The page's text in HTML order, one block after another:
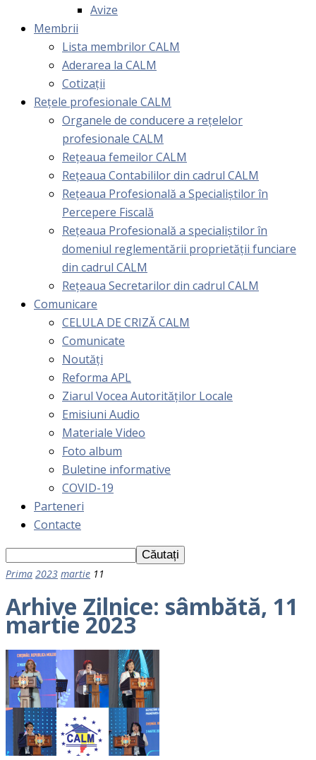
Avize
Membrii
Lista membrilor CALM
Aderarea la CALM
Cotizaţii
Rețele profesionale CALM
Organele de conducere a rețelelor
profesionale CALM
Rețeaua femeilor CALM
Rețeaua Contabililor din cadrul CALM
Rețeaua Profesională a Specialiștilor în
Percepere Fiscală
Reţeaua Profesională a specialiştilor în
domeniul reglementării proprietăţii funciare
din cadrul CALM
Rețeaua Secretarilor din cadrul CALM
Comunicare
CELULA DE CRIZĂ CALM
Comunicate
Noutăți
Reforma APL
Ziarul Vocea Autorităților Locale
Emisiuni Audio
Materiale Video
Foto album
Buletine informative
COVID-19
Parteneri
Contacte
Prima 2023 martie 11
Arhive Zilnice: sâmbătă, 11
martie 2023